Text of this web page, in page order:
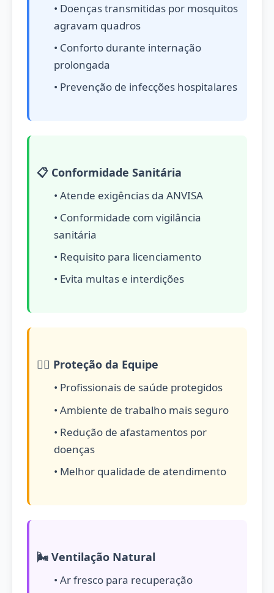
• Doenças transmitidas por mosquitos
agravam quadros
• Conforto durante internação
prolongada
• Prevenção de infecções hospitalares
📋 Conformidade Sanitária
• Atende exigências da ANVISA
• Conformidade com vigilância
sanitária
• Requisito para licenciamento
• Evita multas e interdições
👨‍⚕️ Proteção da Equipe
• Profissionais de saúde protegidos
• Ambiente de trabalho mais seguro
• Redução de afastamentos por
doenças
• Melhor qualidade de atendimento
🌬️ Ventilação Natural
• Ar fresco para recuperação